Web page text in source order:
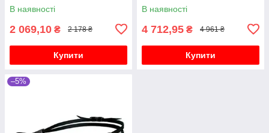
В наявності
2 069,10 ₴ 2 178 ₴
Купити
В наявності
4 712,95 ₴ 4 961 ₴
Купити
–5%